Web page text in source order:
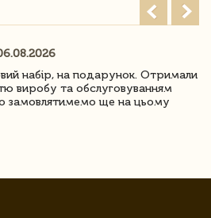
набір, на подарунок. Отримали
виробу та обслуговуванням
замовлятимемо ще на цьому